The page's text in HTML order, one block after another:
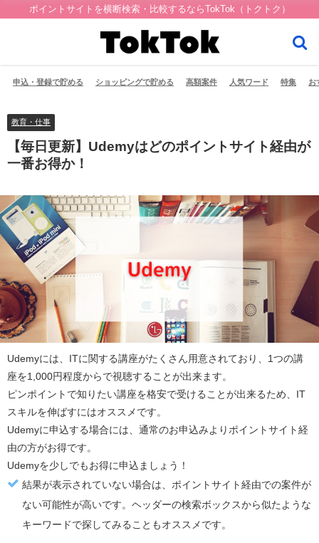
ポイントサイトを横断検索・比較するならTokTok（トクトク）
申込・登録で貯める ショッピングで貯める 高額案件 人気ワード 特集 お
教育・仕事
【毎日更新】Udemyはどのポイントサイト経由が
一番お得か！
Udemyには、ITに関する講座がたくさん用意されており、1つの講
座を1,000円程度からで視聴することが出来ます。
ピンポイントで知りたい講座を格安で受けることが出来るため、IT
スキルを伸ばすにはオススメです。
Udemyに申込する場合には、通常のお申込みより ポイントサイト経
由の方がお得です。
Udemyを少しでもお得に申込ましょう！
結果が表示されていない場合は、ポイントサイト経由での案件が
ない可能性が高いです。ヘッダーの検索ボックスから似たような
キーワードで探してみることもオススメです。